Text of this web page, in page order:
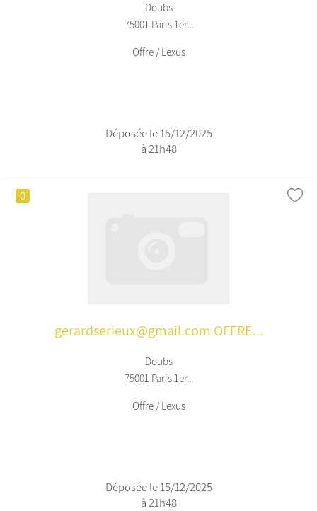
Doubs
75001 Paris 1er...
Offre / Lexus
Déposée le 15/12/2025
à 21h48
0
gerardserieux@gmail.com OFFRE...
Doubs
75001 Paris 1er...
Offre / Lexus
Déposée le 15/12/2025
à 21h48